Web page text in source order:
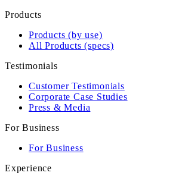
Products
Products (by use)
All Products (specs)
Testimonials
Customer Testimonials
Corporate Case Studies
Press & Media
For Business
For Business
Experience